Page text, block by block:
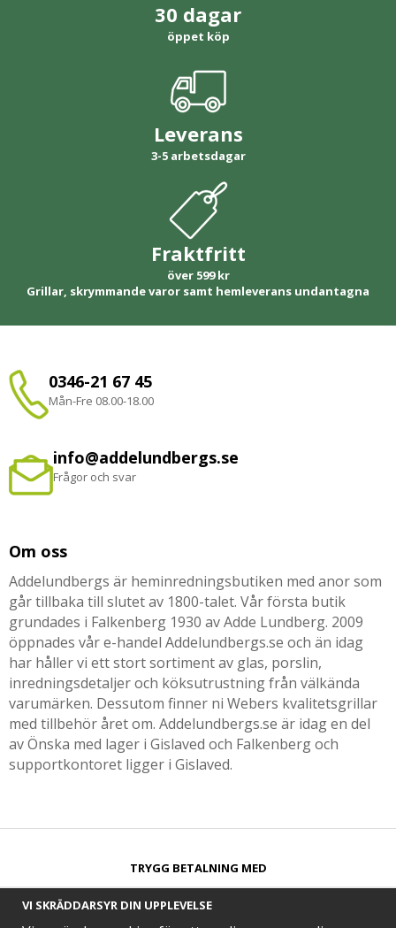
30 dagar
öppet köp
Leverans
3-5 arbetsdagar
Fraktfritt
över 599 kr
Grillar, skrymmande varor samt hemleverans undantagna
0346-21 67 45
Mån-Fre 08.00-18.00
info@addelundbergs.se
Frågor och svar
Om oss
Addelundbergs är heminredningsbutiken med anor som
går tillbaka till slutet av 1800-talet. Vår första butik
grundades i Falkenberg 1930 av Adde Lundberg. 2009
öppnades vår e-handel Addelundbergs.se och än idag
har håller vi ett stort sortiment av glas, porslin,
inredningsdetaljer och köksutrustning från välkända
varumärken. Dessutom finner ni Webers kvalitetsgrillar
med tillbehör året om. Addelundbergs.se är idag en del
av Önska med lager i Gislaved och Falkenberg och
supportkontoret ligger i Gislaved.
TRYGG BETALNING MED​
VI SKRÄDDARSYR DIN UPPLEVELSE